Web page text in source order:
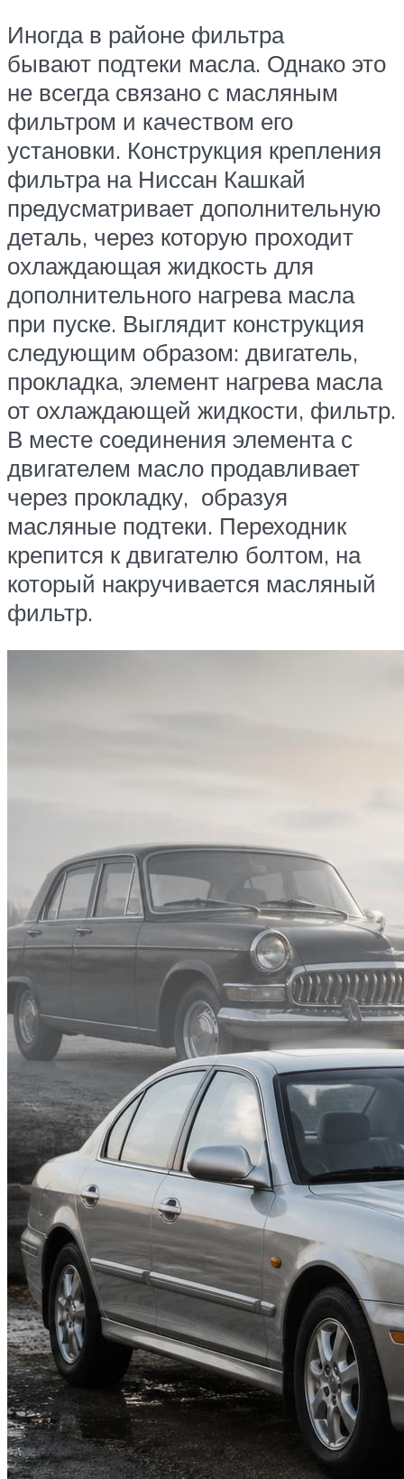
Иногда в районе фильтра
бывают подтеки масла. Однако это
не всегда связано с масляным
фильтром и качеством его
установки. Конструкция крепления
фильтра на Ниссан Кашкай
предусматривает дополнительную
деталь, через которую проходит
охлаждающая жидкость для
дополнительного нагрева масла
при пуске. Выглядит конструкция
следующим образом: двигатель,
прокладка, элемент нагрева масла
от охлаждающей жидкости, фильтр.
В месте соединения элемента с
двигателем масло продавливает
через прокладку, образуя
масляные подтеки. Переходник
крепится к двигателю болтом, на
который накручивается масляный
фильтр.